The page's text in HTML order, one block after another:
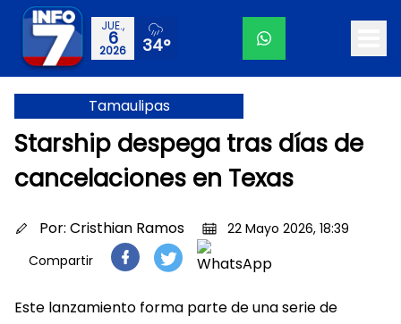
JUE.,
6
2026 34°
Tamaulipas
Starship despega tras días de
cancelaciones en Texas
Por: Cristhian Ramos
22 Mayo 2026, 18:39
Compartir
Este lanzamiento forma parte de una serie de